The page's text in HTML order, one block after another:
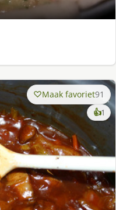
Maak favoriet91
👍1